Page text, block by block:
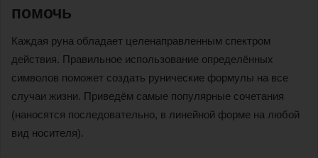
помочь
Каждая руна обладает целенаправленным спектром
действия. Правильное использование определённых
символов поможет создать рунические формулы на все
случаи жизни. Приведём самые популярные сочетания
(наносятся последовательно, в линейной форме на любой
вид носителя).